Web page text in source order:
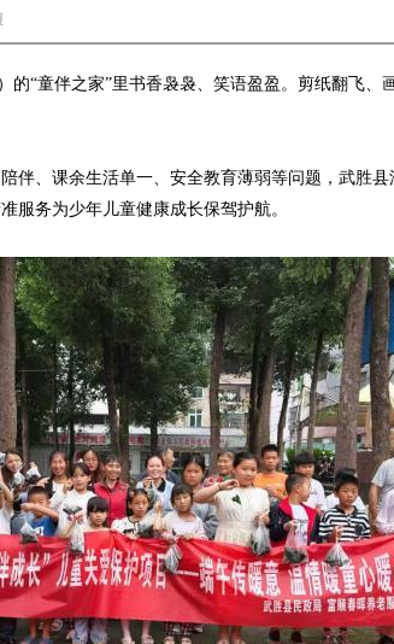
“童伴之家”里书香袅袅、笑语盈盈。剪纸翻飞、
、课余生活单一、安全教育薄弱等问题，武胜县
服务为少年儿童健康成长保驾护航。